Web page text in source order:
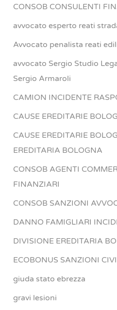
CONSOB CONSULENTI
avvocato esperto reati
Avvocato penalista reati
avvocato Sergio Studio
Sergio Armaroli
CAMION INCIDENTE
CAUSE EREDITARIE
CAUSE EREDITARIE
EREDITARIA BOLOGNA
CONSOB AGENTI
FINANZIARI
CONSOB SANZIONI
DANNO FAMIGLIARI
DIVISIONE EREDITARIA
ECOBONUS SANZIONI
giuda stato ebrezza
gravi lesioni